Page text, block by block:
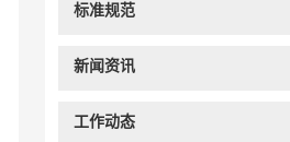
标准规范
新闻资讯
工作动态